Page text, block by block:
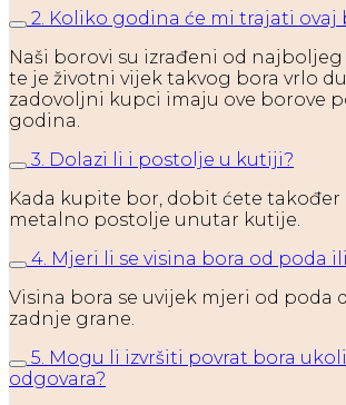
2. Koliko godina će mi trajati ovaj
Naši borovi su izrađeni od
te je životni vijek takvog bora vrlo
zadovoljni kupci imaju ove borove
godina.
3. Dolazi li i postolje u kutiji?
Kada kupite bor, dobit ćete također
metalno postolje unutar kutije.
4. Mjeri li se visina bora od poda
Visina bora se uvijek mjeri od poda
zadnje grane.
5. Mogu li izvršiti povrat bora
odgovara?